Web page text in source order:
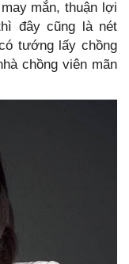
mắn, thuận lợi
đây cũng là nét
tướng lấy chồng
chồng viên mãn